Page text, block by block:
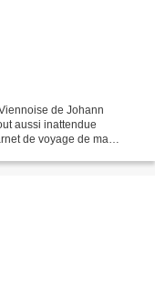
de Johann
aussi inattendue
de voyage de ma